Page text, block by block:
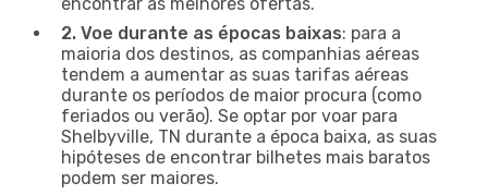
2. Voe durante as épocas baixas: para a
maioria dos destinos, as companhias aéreas
tendem a aumentar as suas tarifas aéreas
durante os períodos de maior procura (como
feriados ou verão). Se optar por voar para
Shelbyville, TN durante a época baixa, as suas
hipóteses de encontrar bilhetes mais baratos
podem ser maiores.